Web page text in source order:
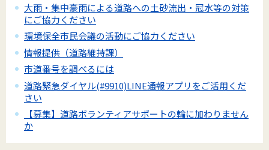
大雨・集中豪雨による道路への土砂流出・冠水等の対策
にご協力ください
環境保全市民会議の活動にご協力ください
情報提供（道路維持課）
市道番号を調べるには
道路緊急ダイヤル(#9910)LINE通報アプリをご活用くだ
さい
【募集】道路ボランティアサポートの輪に加わりません
か